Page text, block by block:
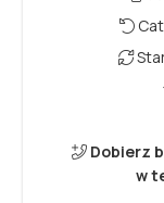
Dobierz
w